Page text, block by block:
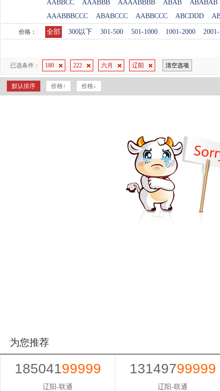
AABBCC
AAABBB AAAABBBB ABAB
ABABAB
AAABBBCCC
ABABCCC AABBCCC ABCDDD
价格： 全部 300以下 301-500 501-1000 1001-2000
已选条件： 180 222 六月 辽阳 清空选项
默认排序 价格↑ 价格↓
为您推荐
18504199999
辽阳-联通
13149799999
辽阳-联通